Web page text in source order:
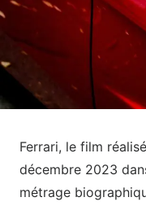
Ferrari, le film
décembre 2023
métrage